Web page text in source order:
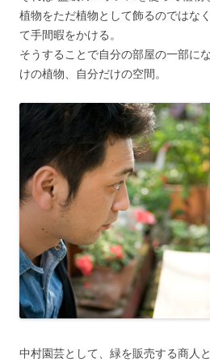
植物をただ植物として飾るのではな
て手間暇をかける。
そうすることで自分の部屋の一部に
けの植物、自分だけの空間。
中村園芸として、緑を販売する商人